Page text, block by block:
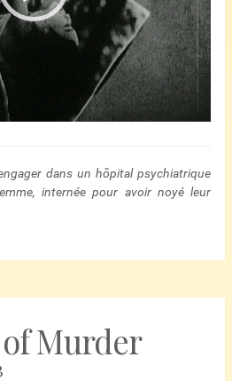
dans un hôpital psychiatrique
internée pour avoir noyé leur
Murder